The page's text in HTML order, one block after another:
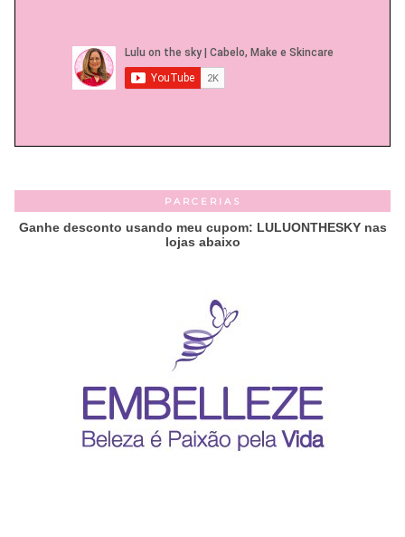
PARCERIAS
Ganhe desconto usando meu cupom: LULUONTHESKY nas
lojas abaixo